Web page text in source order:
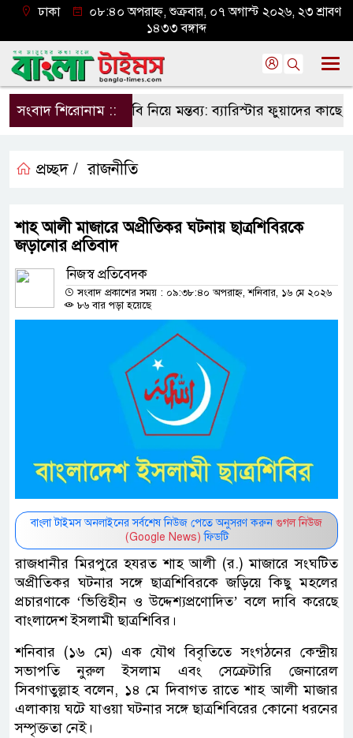
ঢাকা
০৮:৪০ অপরাহ্ন, শুক্রবার, ০৭ অগাস্ট ২০২৬, ২৩ শ্রাবণ
১৪৩৩ বঙ্গাব্দ
সংবাদ শিরোনাম ::ঢাবি নিয়ে মন্তব্য: ব্যারিস্টার ফুয়াদের কাছে শত
প্রচ্ছদ / রাজনীতি
শাহ আলী মাজারে অপ্রীতিকর ঘটনায় ছাত্রশিবিরকে
জড়ানোর প্রতিবাদ
নিজস্ব প্রতিবেদক
সংবাদ প্রকাশের সময় : ০৯:৩৮:৪০ অপরাহ্ন, শনিবার, ১৬ মে ২০২৬
৮৬ বার পড়া হয়েছে
বাংলা টাইমস অনলাইনের সর্বশেষ নিউজ পেতে অনুসরণ করুন গুগল নিউজ
(Google News) ফিডটি
রাজধানীর মিরপুরে হযরত শাহ আলী (র.) মাজারে সংঘটিত
অপ্রীতিকর ঘটনার সঙ্গে ছাত্রশিবিরকে জড়িয়ে কিছু মহলের
প্রচারণাকে ‘ভিত্তিহীন ও উদ্দেশ্যপ্রণোদিত’ বলে দাবি করেছে
বাংলাদেশ ইসলামী ছাত্রশিবির।
শনিবার (১৬ মে) এক যৌথ বিবৃতিতে সংগঠনের কেন্দ্রীয়
সভাপতি নুরুল ইসলাম এবং সেক্রেটারি জেনারেল
সিবগাতুল্লাহ বলেন, ১৪ মে দিবাগত রাতে শাহ আলী মাজার
এলাকায় ঘটে যাওয়া ঘটনার সঙ্গে ছাত্রশিবিরের কোনো ধরনের
সম্পৃক্ততা নেই।